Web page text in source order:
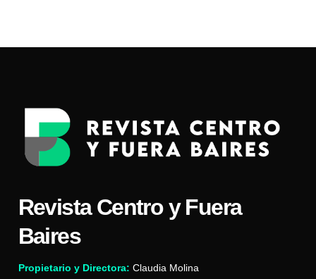
Revista Centro y Fuera
Baires
Propietario y Directora: Claudia Molina